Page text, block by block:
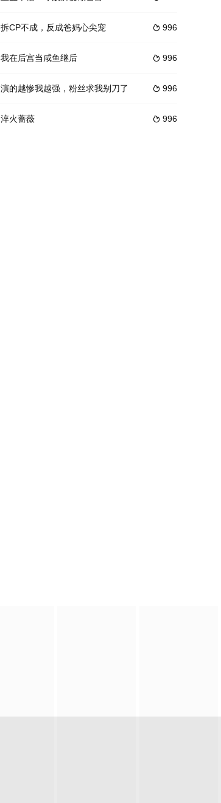
 996
拆CP不成，反成爸妈心尖宠
 996
我在后宫当咸鱼继后
 996
演的越惨我越强，粉丝求我别刀了
 996
淬火蔷薇